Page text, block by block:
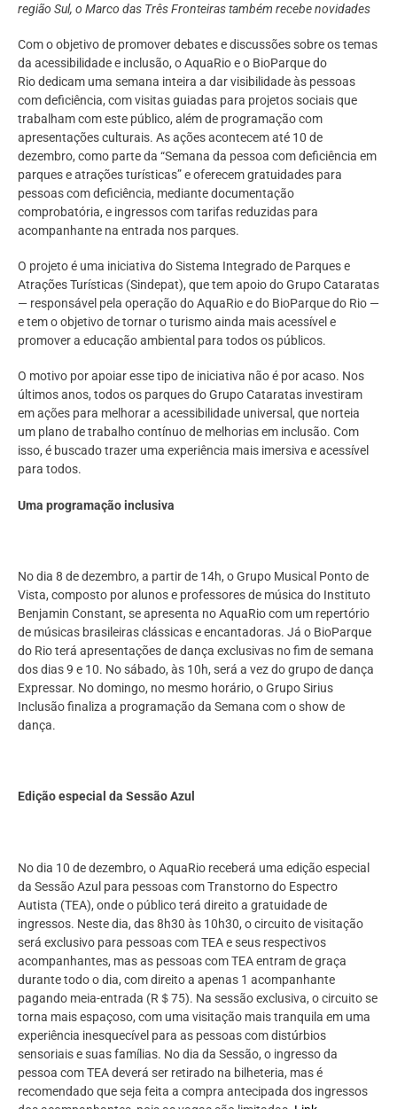
região Sul, o Marco das Três Fronteiras também recebe novidades
Com o objetivo de promover debates e discussões sobre os temas
da acessibilidade e inclusão, o AquaRio e o BioParque do
Riodedicam uma semana inteira a dar visibilidade às pessoas
com deficiência, com visitas guiadas para projetos sociais que
trabalham com este público, além de programação com
apresentações culturais. As ações acontecem até 10 de
dezembro, como parte da “Semana da pessoa com deficiência em
parques e atrações turísticas” e oferecem gratuidades para
pessoas com deficiência, mediante documentação
comprobatória, e ingressos com tarifas reduzidas para
acompanhante na entrada nos parques.
O projeto é uma iniciativa do Sistema Integrado de Parques e
Atrações Turísticas (Sindepat), que tem apoio do Grupo Cataratas
— responsável pela operação do AquaRio e do BioParque do Rio —
e tem o objetivo de tornar o turismo ainda mais acessível e
promover a educação ambiental para todos os públicos.
O motivo por apoiar esse tipo de iniciativa não é por acaso. Nos
últimos anos, todos os parques do Grupo Cataratas investiram
em ações para melhorar a acessibilidade universal, que norteia
um plano de trabalho contínuo de melhorias em inclusão. Com
isso, é buscado trazer uma experiência mais imersiva e acessível
para todos.
Uma programação inclusiva
No dia 8 de dezembro, a partir de 14h, o Grupo Musical Ponto de
Vista, composto por alunos e professores de música do Instituto
Benjamin Constant, se apresenta no AquaRio com um repertório
de músicas brasileiras clássicas e encantadoras. Já o BioParque
do Rio terá apresentações de dança exclusivas no fim de semana
dos dias 9 e 10. No sábado, às 10h, será a vez do grupo de dança
Expressar. No domingo, no mesmo horário, o Grupo Sirius
Inclusão finaliza a programação da Semana com o show de
dança.
Edição especial da Sessão Azul
No dia 10 de dezembro, o AquaRio receberá uma edição especial
da Sessão Azul para pessoas com Transtorno do Espectro
Autista (TEA), onde o público terá direito a gratuidade de
ingressos. Neste dia, das 8h30 às 10h30, o circuito de visitação
será exclusivo para pessoas com TEA e seus respectivos
acompanhantes, mas as pessoas com TEA entram de graça
durante todo o dia, com direito a apenas 1 acompanhante
pagando meia-entrada (R＄75). Na sessão exclusiva, o circuito se
torna mais espaçoso, com uma visitação mais tranquila em uma
experiência inesquecível para as pessoas com distúrbios
sensoriais e suas famílias. No dia da Sessão, o ingresso da
pessoa com TEA deverá ser retirado na bilheteria, mas é
recomendado que seja feita a compra antecipada dos ingressos